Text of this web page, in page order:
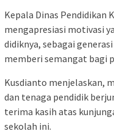
Kepala Dinas
mengapresiasi motivasi
didiknya, sebagai
memberi semangat bagi
Kusdianto menjelaskan,
dan tenaga pendidik
terima kasih atas
sekolah ini.